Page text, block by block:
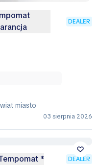
DEALER
miasto
03 sierpnia 2026
* DEALER